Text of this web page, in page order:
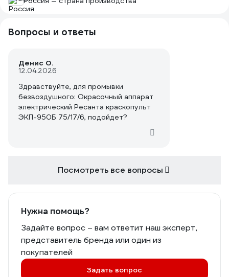
Вопросы и ответы
Денис О.
12.04.2026
Здравствуйте, для промывки
безвоздушного: Окрасочный аппарат
электрический Ресанта краскопульт
ЭКП-950Б 75/17/6, подойдет?
Посмотреть все вопросы
Нужна помощь?
Задайте вопрос – вам ответит наш эксперт,
представитель бренда или один из
покупателей
Задать вопрос